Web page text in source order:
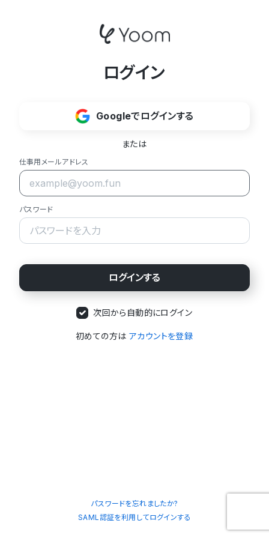
ログイン
Googleでログインする
または
仕事用メールアドレス
パスワード
次回から自動的にログイン
初めての方は アカウントを登録
パスワードを忘れましたか?
SAML認証を利用してログインする